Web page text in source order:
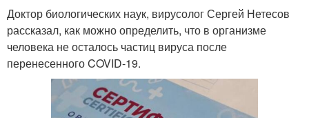
Доктор биологических наук, вирусолог Сергей Нетесов
рассказал, как можно определить, что в организме
человека не осталось частиц вируса после
перенесенного COVID-19.